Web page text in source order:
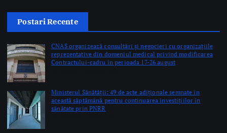
această săptămână pentru continuarea investițiilor în
sănătate prin PNRR
by Briana Teodorescu
ANT: Trei prelevări de organe și țesuturi la Bistrița și
Oradea în ultimele 48 de ore
by Briana Teodorescu